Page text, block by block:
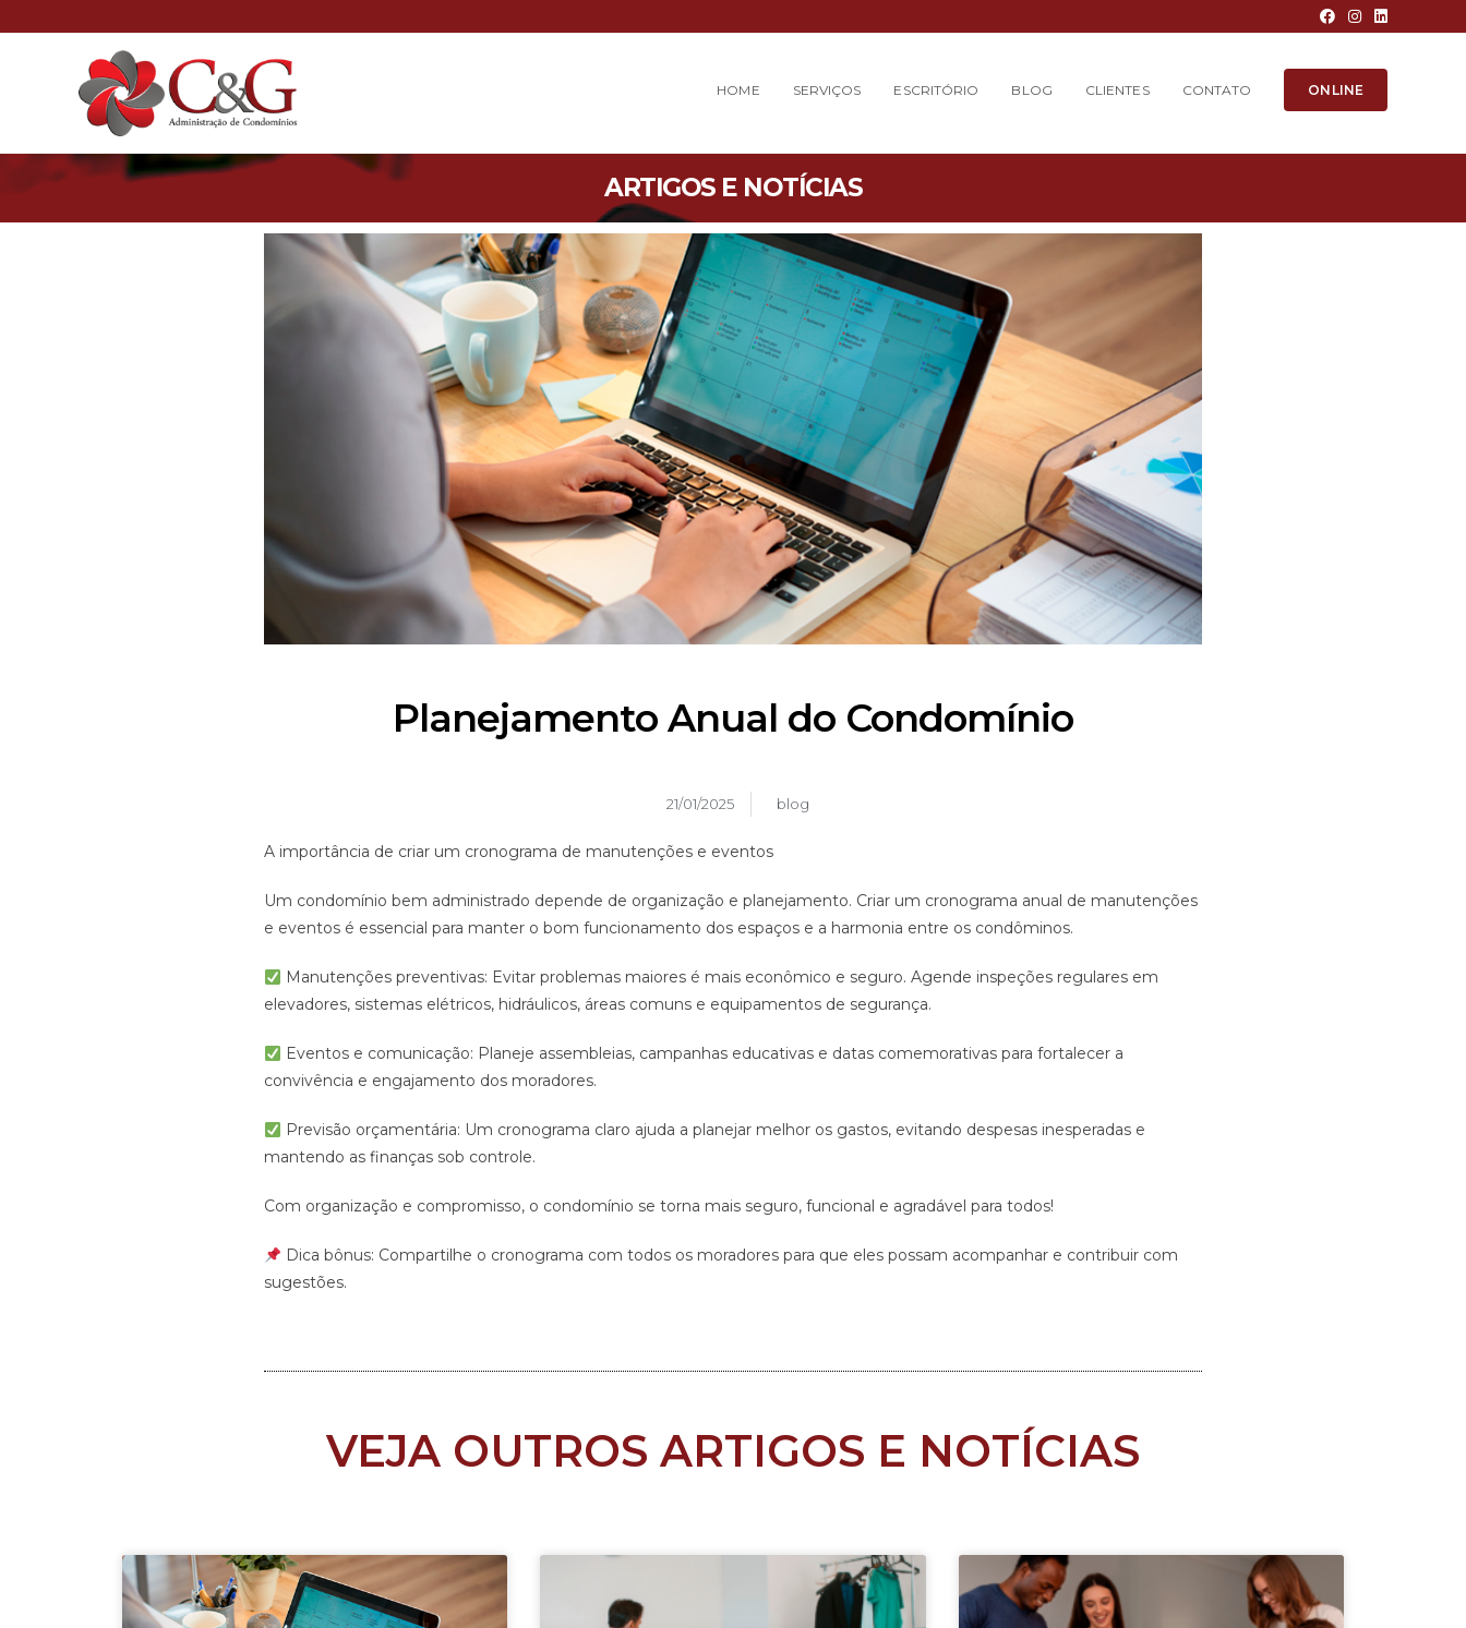
HOME SERVIÇOS ESCRITÓRIO BLOG CLIENTES CONTATO ONLINE
ARTIGOS E NOTÍCIAS
Planejamento Anual do Condomínio
21/01/2025 blog
A importância de criar um cronograma de manutenções e eventos
Um condomínio bem administrado depende de organização e planejamento. Criar um cronograma anual de manutenções
e eventos é essencial para manter o bom funcionamento dos espaços e a harmonia entre os condôminos.
Manutenções preventivas: Evitar problemas maiores é mais econômico e seguro. Agende inspeções regulares em
elevadores, sistemas elétricos, hidráulicos, áreas comuns e equipamentos de segurança.
Eventos e comunicação: Planeje assembleias, campanhas educativas e datas comemorativas para fortalecer a
convivência e engajamento dos moradores.
Previsão orçamentária: Um cronograma claro ajuda a planejar melhor os gastos, evitando despesas inesperadas e
mantendo as finanças sob controle.
Com organização e compromisso, o condomínio se torna mais seguro, funcional e agradável para todos!
Dica bônus: Compartilhe o cronograma com todos os moradores para que eles possam acompanhar e contribuir com
sugestões.
VEJA OUTROS ARTIGOS E NOTÍCIAS